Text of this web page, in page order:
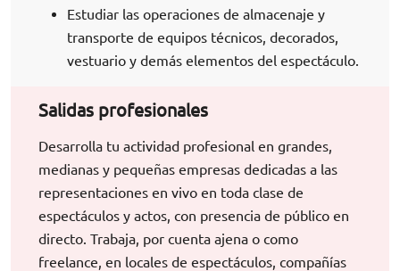
Estudiar las operaciones de almacenaje y
transporte de equipos técnicos, decorados,
vestuario y demás elementos del espectáculo.
Salidas profesionales
Desarrolla tu actividad profesional en grandes,
medianas y pequeñas empresas dedicadas a las
representaciones en vivo en toda clase de
espectáculos y actos, con presencia de público en
directo. Trabaja, por cuenta ajena o como
freelance, en locales de espectáculos, compañías